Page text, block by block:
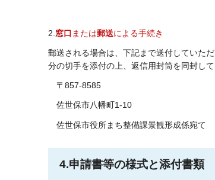
2. 窓口 または郵送による手続き
郵送される場合は、下記まで送付していた
分の切手を添付の上、返信用封筒を同封し
〒857-8585
佐世保市八幡町1-10
佐世保市役所まち整備課景観形成係宛て
4.申請書等の様式と添付書類